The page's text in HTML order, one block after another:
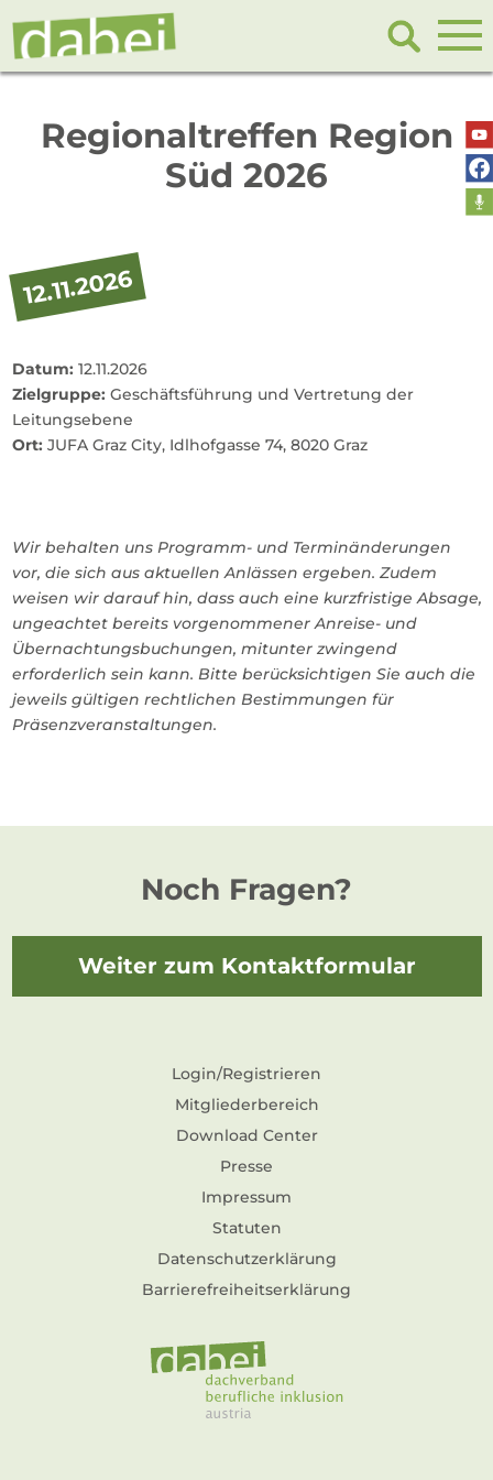
Regionaltreffen Region
Süd 2026
Datum: 12.11.2026
Zielgruppe: Geschäftsführung und Vertretung der
Leitungsebene
Ort: JUFA Graz City, Idlhofgasse 74, 8020 Graz
12.11.2026
Wir behalten uns Programm- und Terminänderungen
vor, die sich aus aktuellen Anlässen ergeben. Zudem
weisen wir darauf hin, dass auch eine kurzfristige Absage,
ungeachtet bereits vorgenommener Anreise- und
Übernachtungsbuchungen, mitunter zwingend
erforderlich sein kann. Bitte berücksichtigen Sie auch die
jeweils gültigen rechtlichen Bestimmungen für
Präsenzveranstaltungen.
Noch Fragen?
Weiter zum Kontaktformular
Login/Registrieren
Mitgliederbereich
Download Center
Presse
Impressum
Statuten
Datenschutzerklärung
Barrierefreiheitserklärung